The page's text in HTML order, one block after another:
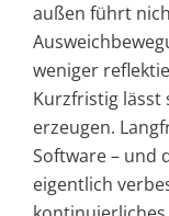
außen führt
weniger
Kurzfristig lässt
erzeugen.
Software – und
eigentlich